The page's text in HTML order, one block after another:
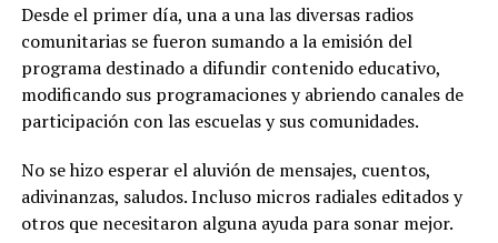
Desde el primer día, una a una las diversas radios
comunitarias se fueron sumando a la emisión del
programa destinado a difundir contenido educativo,
modificando sus programaciones y abriendo canales de
participación con las escuelas y sus comunidades.
No se hizo esperar el aluvión de mensajes, cuentos,
adivinanzas, saludos. Incluso micros radiales editados y
otros que necesitaron alguna ayuda para sonar mejor.